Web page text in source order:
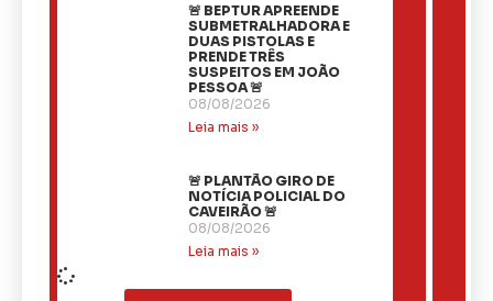
🚨 BEPTUR APREENDE
SUBMETRALHADORA E
DUAS PISTOLAS E
PRENDE TRÊS
SUSPEITOS EM JOÃO
PESSOA 🚨
08/08/2026
Leia mais »
🚨 PLANTÃO GIRO DE
NOTÍCIA POLICIAL DO
CAVEIRÃO 🚨
08/08/2026
Leia mais »